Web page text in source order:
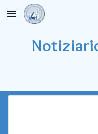
Skip to main content